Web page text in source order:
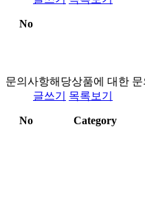
No
문의사항해당상품에 대한
글쓰기
목록보기
No
Category